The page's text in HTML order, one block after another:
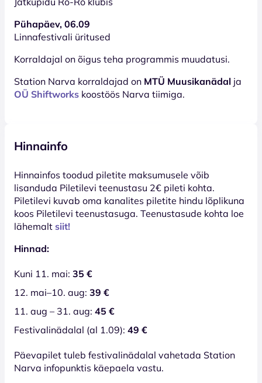
Pühapäev, 06.09
Linnafestivali üritused
Korraldajal on õigus teha programmis muudatusi.
Station Narva korraldajad on MTÜ Muusikanädal ja
OÜ Shiftworks koostöös Narva tiimiga.
Hinnainfo
Hinnainfos toodud piletite maksumusele võib
lisanduda Piletilevi teenustasu 2€ pileti kohta.
Piletilevi kuvab oma kanalites piletite hindu lõplikuna
koos Piletilevi teenustasuga. Teenustasude kohta loe
lähemalt siit!
Hinnad:
Kuni 11. mai: 35 €
12. mai–10. aug: 39 €
11. aug – 31. aug: 45 €
Festivalinädalal (al 1.09): 49 €
Päevapilet tuleb festivalinädalal vahetada Station
Narva infopunktis käepaela vastu.